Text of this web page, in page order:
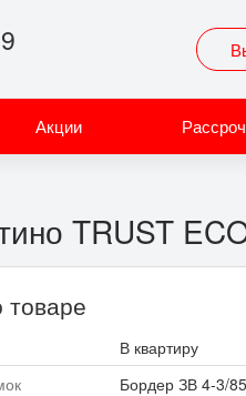
Акции
TRUST
товаре
В квартиру
Бордер ЗВ 4-3/